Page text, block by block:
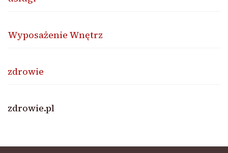
Wyposażenie Wnętrz
zdrowie
zdrowie.pl